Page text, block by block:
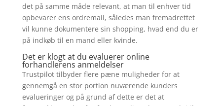
det på samme måde relevant, at man til enhver tid
opbevarer ens ordremail, således man fremadrettet
vil kunne dokumentere sin shopping, hvad end du er
på indkøb til en mand eller kvinde.
Det er klogt at du evaluerer online
forhandlerens anmeldelser
Trustpilot tilbyder flere pæne muligheder for at
gennemgå en stor portion nuværende kunders
evalueringer og på grund af dette er det at